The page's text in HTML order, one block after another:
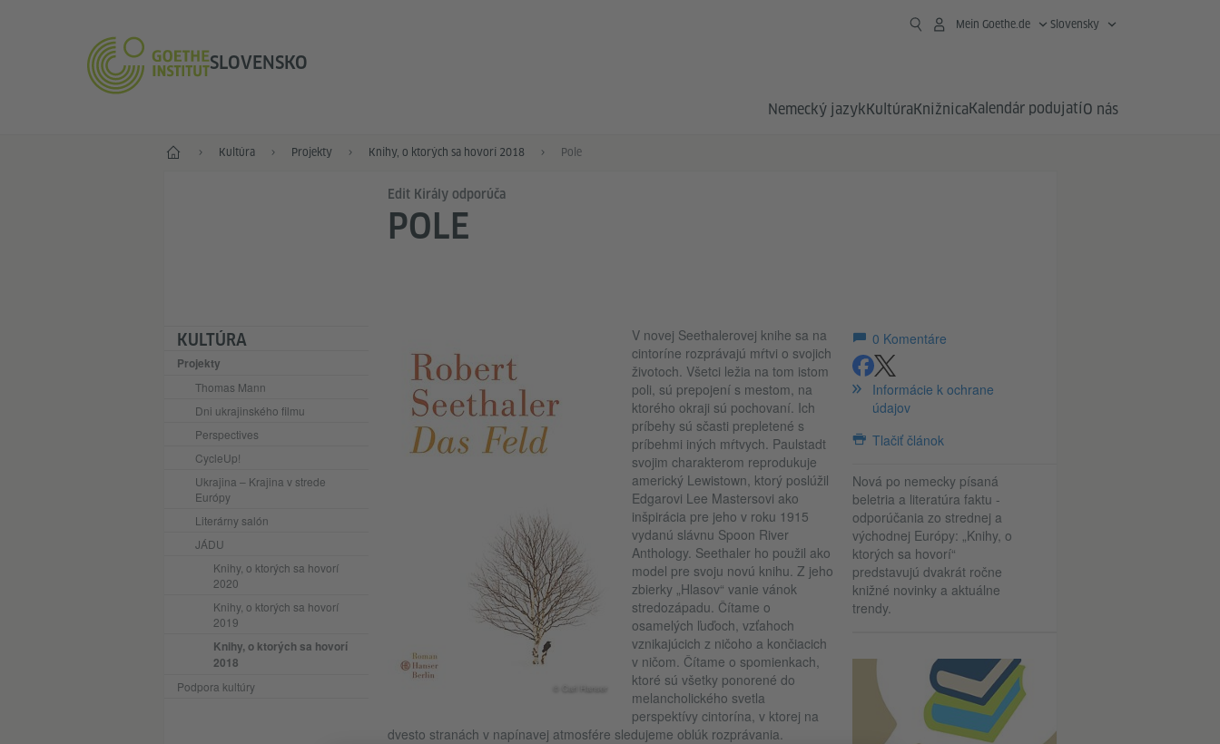
SLOVENSKO
Mein Goethe.de Slovensky
Nemecký jazykKultúraKnižnicaKalendár podujatíO nás
Štart Kultúra Projekty Knihy, o ktorých sa hovorí 2018 Pole
KULTÚRA
Projekty
Thomas Mann
Dni ukrajinského filmu
Perspectives
CycleUp!
Ukrajina – Krajina v strede
Európy
Literárny salón
JÁDU
Knihy, o ktorých sa hovorí
2020
Knihy, o ktorých sa hovorí
2019
Knihy, o ktorých sa hovorí
2018
Podpora kultúry
Edit Király odporúča
POLE
© Carl Hanser
V novej Seethalerovej knihe sa na
cintoríne rozprávajú mŕtvi o svojich
životoch. Všetci ležia na tom istom
poli, sú prepojení s mestom, na
ktorého okraji sú pochovaní. Ich
príbehy sú sčasti prepletené s
príbehmi iných mŕtvych. Paulstadt
svojim charakterom reprodukuje
americký Lewistown, ktorý poslúžil
Edgarovi Lee Mastersovi ako
inšpirácia pre jeho v roku 1915
vydanú slávnu Spoon River
Anthology. Seethaler ho použil ako
model pre svoju novú knihu. Z jeho
zbierky „Hlasov“ vanie vánok
stredozápadu. Čítame o
osamelých ľuďoch, vzťahoch
vznikajúcich z ničoho a končiacich
v ničom. Čítame o spomienkach,
ktoré sú všetky ponorené do
melancholického svetla
perspektívy cintorína, v ktorej na
dvesto stranách v napínavej atmosfére sledujeme oblúk rozprávania.
0 Komentáre
zdieľaťzdieľať
Informácie k ochrane
údajov
Tlačiť článok
Nová po nemecky písaná
beletria a literatúra faktu -
odporúčania zo strednej a
východnej Európy: „Knihy, o
ktorých sa hovorí“
predstavujú dvakrát ročne
knižné novinky a aktuálne
trendy.